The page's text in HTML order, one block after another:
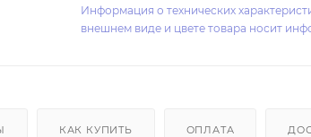
Информация о технических
внешнем виде и цвете товара носит
КАК КУПИТЬ ОПЛАТА